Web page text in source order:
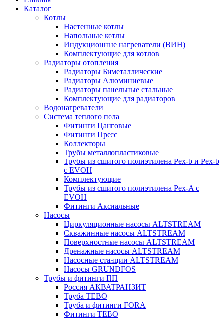
Каталог
Котлы
Настенные котлы
Напольные котлы
Индукционные нагреватели (ВИН)
Комплектующие для котлов
Радиаторы отопления
Радиаторы Биметаллические
Радиаторы Алюминиевые
Радиаторы панельные стальные
Комплектующие для радиаторов
Водонагреватели
Система теплого пола
Фитинги Цанговые
Фитинги Пресс
Коллекторы
Трубы металлопластиковые
Трубы из сшитого полиэтилена Pex-b и Pex-b
с EVOH
Комплектующие
Трубы из сшитого полиэтилена Pex-A с
EVOH
Фитинги Аксиальные
Насосы
Циркуляционные насосы ALTSTREAM
Скважинные насосы ALTSTREAM
Поверхностные насосы ALTSTREAM
Дренажные насосы ALTSTREAM
Насосные станции ALTSTREAM
Насосы GRUNDFOS
Трубы и фитинги ПП
Россия АКВАТРАНЗИТ
Труба ТЕВО
Труба и фитинги FORA
Фитинги ТЕВО